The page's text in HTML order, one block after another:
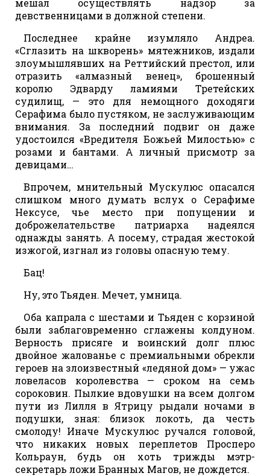
мешал осуществлять надзор за
девственницами в должной степени.
Последнее крайне изумляло Андреа.
«Сглазить на шкворень» мятежников, издали
злоумышлявших на Реттийский престол, или
отразить «алмазный венец», брошенный
королю Эдварду ламиями Третейских
судилищ, — это для немощного доходяги
Серафима было пустяком, не заслуживающим
внимания. За последний подвиг он даже
удостоился «Вредителя Божьей Милостью» с
розами и бантами. А личный присмотр за
девицами…
Впрочем, мнительный Мускулюс опасался
слишком много думать вслух о Серафиме
Нексусе, чье место при попущении и
доброжелательстве патриарха надеялся
однажды занять. А посему, страдая жестокой
изжогой, изгнал из головы опасную тему.
Бац!
Ну, это Тьяден. Мечет, умница.
Оба капрала с шестами и Тьяден с корзиной
были заблаговременно сглажены колдуном.
Верность присяге и воинский долг плюс
двойное жалованье с премиальными обрекли
героев на злоизвестный «ледяной дом» — ужас
ловеласов королевства — сроком на семь
сороковин. Пылкие вдовушки на всем долгом
пути из Лилля в Ятрицу рыдали ночами в
подушки, зная: близок локоть, да честь
смолоду! Иначе Мускулюс ручался головой,
что никаких новых переплетов Просперо
Кольраун, будь он хоть трижды мэтр-
секретарь ложи Бранных Магов, не дождется.